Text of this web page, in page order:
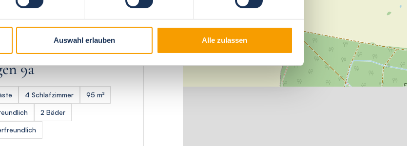
Auswahl erlauben Alle zulassen
Nienhagen
9a
4 Schlafzimmer 95 m²
2 Bäder